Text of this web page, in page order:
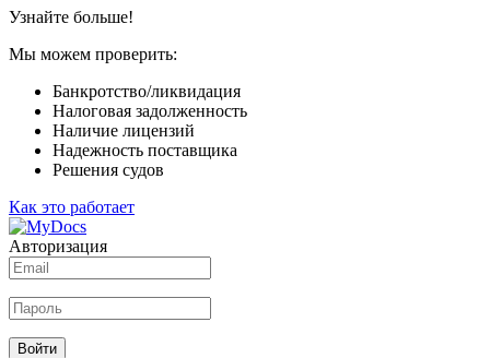
Узнайте больше!
Мы можем проверить:
Банкротство/ликвидация
Налоговая задолженность
Наличие лицензий
Надежность поставщика
Решения судов
Как это работает
Авторизация
Войти